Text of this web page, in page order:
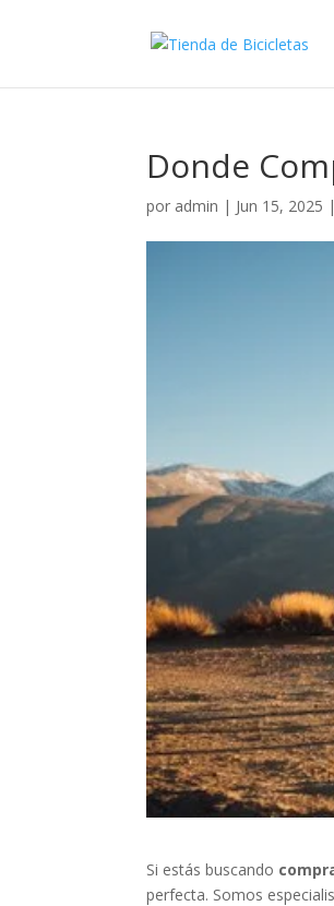
Donde
por admin | Jun 15, 2025 |
Si estás buscando
perfecta. Somos